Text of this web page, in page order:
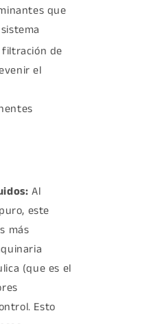
que
filtración de
el
Al
este
más
(que es el
Esto